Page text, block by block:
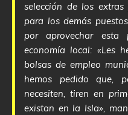
selección de los
para los demás
por aprovechar
economía local: «Les
bolsas de empleo
hemos pedido que,
necesiten, tiren en
existan en la Isla»,